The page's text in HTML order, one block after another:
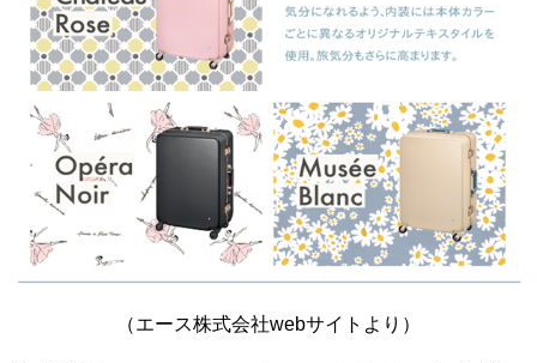
（エース株式会社webサイトより）